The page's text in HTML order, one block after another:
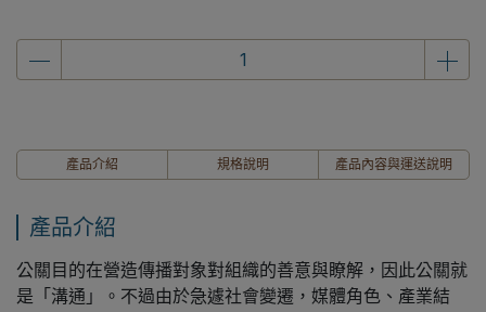
產品介紹 規格說明 產品內容與運送說明
產品介紹
公關目的在營造傳播對象對組織的善意與瞭解，因此公關就
是「溝通」。 不過由於急遽社會變遷，媒體角色、產業結